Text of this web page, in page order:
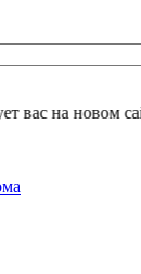
вас на новом